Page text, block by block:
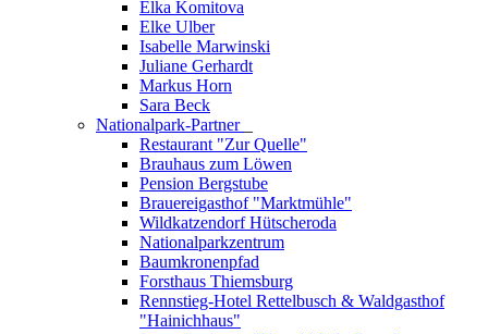
Elka Komitova
Elke Ulber
Isabelle Marwinski
Juliane Gerhardt
Markus Horn
Sara Beck
Nationalpark-Partner
Restaurant "Zur Quelle"
Brauhaus zum Löwen
Pension Bergstube
Brauereigasthof "Marktmühle"
Wildkatzendorf Hütscheroda
Nationalparkzentrum
Baumkronenpfad
Forsthaus Thiemsburg
Rennstieg-Hotel Rettelbusch & Waldgasthof
"Hainichhaus"